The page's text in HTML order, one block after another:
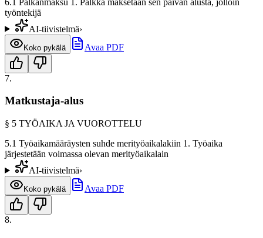
työntekijä
AI-tiivistelmä›
Koko pykälä Avaa PDF
7.
Matkustaja-alus
§ 5 TYÖAIKA JA VUOROTTELU
5.1 Työaikamääräysten suhde merityöaikalakiin 1. Työaika
järjestetään voimassa olevan merityöaikalain
AI-tiivistelmä›
Koko pykälä Avaa PDF
8.